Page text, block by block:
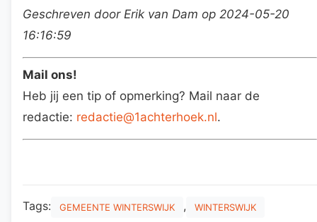
Geschreven door Erik van Dam op 2024-05-20
16:16:59
Mail ons!
Heb jij een tip of opmerking? Mail naar de
redactie: redactie@1achterhoek.nl.
Tags: GEMEENTE WINTERSWIJK , WINTERSWIJK